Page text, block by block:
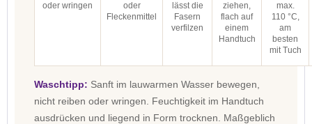
oder wringen
oder
Fleckenmittel
lässt die
Fasern
verfilzen
ziehen,
flach auf
einem
Handtuch
max.
110 °C,
am
besten
mit Tuch
Waschtipp: Sanft im lauwarmen Wasser bewegen,
nicht reiben oder wringen. Feuchtigkeit im Handtuch
ausdrücken und liegend in Form trocknen. Maßgeblich